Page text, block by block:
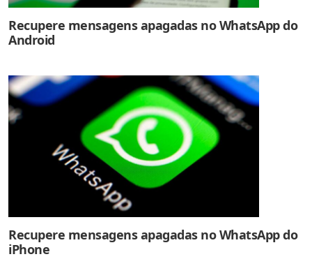
Recupere mensagens apagadas no WhatsApp do
Android
Recupere mensagens apagadas no WhatsApp do
iPhone